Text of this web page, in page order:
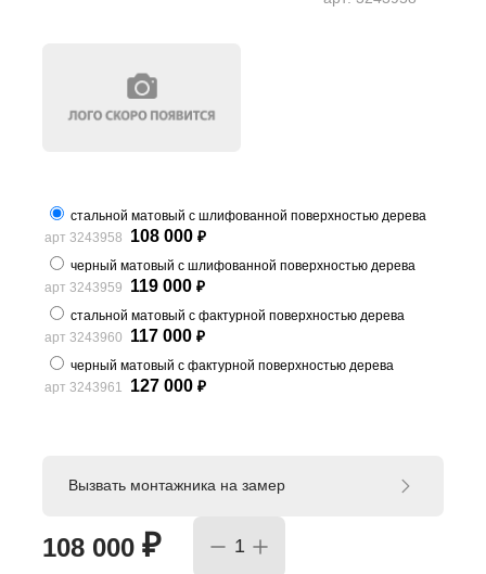
стальной матовый с шлифованной поверхностью дерева
арт 3243958
108 000 ₽
черный матовый с шлифованной поверхностью дерева
арт 3243959
119 000 ₽
стальной матовый с фактурной поверхностью дерева
арт 3243960
117 000 ₽
черный матовый с фактурной поверхностью дерева
арт 3243961
127 000 ₽
108 000 ₽
Вызвать монтажника на замер